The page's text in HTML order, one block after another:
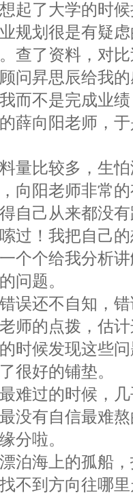
起了大学的时
规划很是有疑
查了资料，对
问昇思辰给我
而不是完成业
薛向阳老师，
量比较多，生
向阳老师非常
自己从来都没
过！我把自己
个个给我分析
问题。
误还不自知，
师的点拨，估
时候发现这些
很好的铺垫。
难过的时候，
没有自信最难
分啦。
泊海上的孤船
不到方向往哪